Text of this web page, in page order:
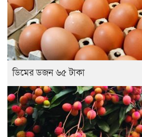
ডিমের ডজন ৬৫ টাকা